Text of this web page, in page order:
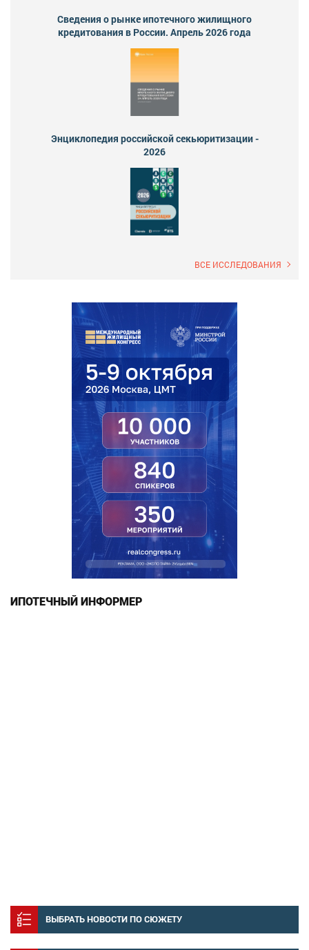
Сведения о рынке ипотечного жилищного
кредитования в России. Апрель 2026 года
Энциклопедия российской секьюритизации -
2026
ВСЕ ИССЛЕДОВАНИЯ
ИПОТЕЧНЫЙ ИНФОРМЕР
ВЫБРАТЬ НОВОСТИ ПО СЮЖЕТУ